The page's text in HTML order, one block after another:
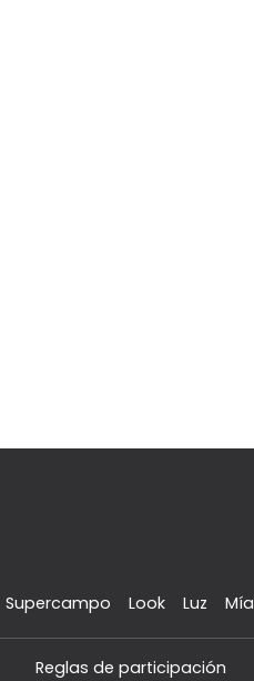
Supercampo Look Luz Mía
Reglas de participación